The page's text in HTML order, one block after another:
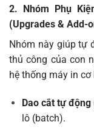
2. Nhóm Phụ
(Upgrades & Add-
Nhóm này giúp tự
thủ công của con
hệ thống máy in cơ
Dao cắt tự động
lô (batch).